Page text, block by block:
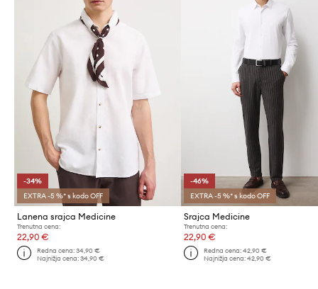
-34%
EXTRA -5 %* s kodo OFF
Lanena srajca Medicine
Trenutna cena:
22,90 €
Redna cena:34,90 €
Najnižja cena:34,90 €
-46%
EXTRA -5 %* s kodo OFF
Srajca Medicine
Trenutna cena:
22,90 €
Redna cena: 42,90 €
Najnižja cena: 42,90 €